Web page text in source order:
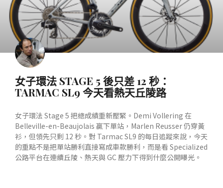
女子環法 STAGE 5 後只差 12 秒：
TARMAC SL9 今天看熱天丘陵路
女子環法 Stage 5 把總成績重新壓緊。Demi Vollering 在
Belleville-en-Beaujolais 贏下單站，Marlen Reusser 仍穿黃
衫，但領先只剩 12 秒。對 Tarmac SL9 的每日追蹤來說，今天
的重點不是把單站勝利直接寫成車款勝利，而是看 Specialized
公路平台在連續丘陵、熱天與 GC 壓力下得到什麼公開曝光。